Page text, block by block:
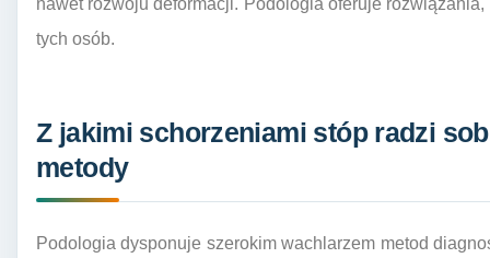
tych osób.
Z jakimi schorzeniami stóp radzi
metody
Podologia dysponuje szerokim wachlarzem metod